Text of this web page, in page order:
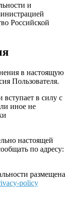
и
Российской
в настоящую
Пользователя.
в силу с
иное не
настоящей
по адресу:
размещена
policy